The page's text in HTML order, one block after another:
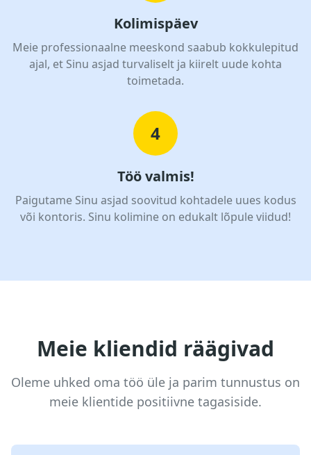
Kolimispäev
Meie professionaalne meeskond saabub kokkulepitud
ajal, et Sinu asjad turvaliselt ja kiirelt uude kohta
toimetada.
4
Töö valmis!
Paigutame Sinu asjad soovitud kohtadele uues kodus
või kontoris. Sinu kolimine on edukalt lõpule viidud!
Meie kliendid räägivad
Oleme uhked oma töö üle ja parim tunnustus on
meie klientide positiivne tagasiside.